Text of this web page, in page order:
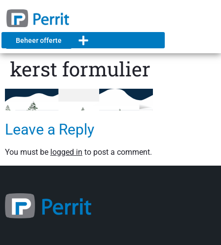
Beheer offerte
kerst formulier
Leave a Reply
You must be logged in to post a comment.